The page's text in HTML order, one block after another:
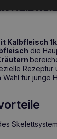
Kalbfleisch
die
Wahl für junge